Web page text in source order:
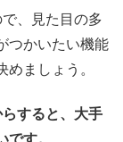
、見た目の多
つかいたい機能
ましょう。
すると、大手
す。